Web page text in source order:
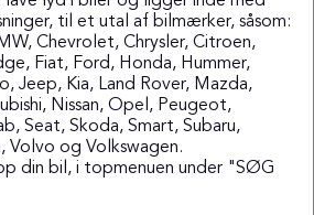
til et utal af bilmærker, såsom:
, Chevrolet, Chrysler, Citroen,
, Fiat, Ford, Honda, Hummer,
, Jeep, Kia, Land Rover, Mazda,
, Nissan, Opel , Peugeot,
, Seat, Skoda, Smart, Subaru,
, Volvo og Volkswagen.
din bil, i topmenuen under "SØG